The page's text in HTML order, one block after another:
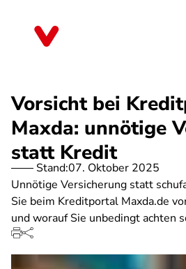
Vorsicht bei
Maxda: unnötige
statt Kredit
Stand:07. Oktober 2025
Unnötige Versicherung statt
Sie beim Kreditportal Maxda.de
und worauf Sie unbedingt achten